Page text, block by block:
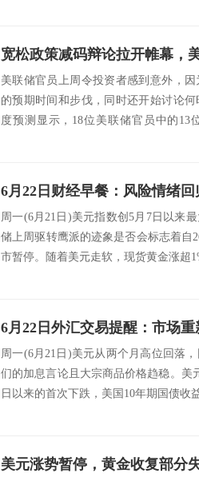
宽松政策减码辩论拉开帷幕，
美联储官员上周令投资者感到意外，
的预期时间和步伐，同时还开始讨论
度预测显示，18位美联储官员中的13
周一(6月21日)美元指数创5月7日以来
储上周驱转鹰派的迹象是否会标志着自
市暂停。随着美元走软，现货黄金涨超
周一(6月21日)美元从两个月高位回落
们的加息言论且大宗商品价格趋稳。美
日以来的首次下跌，美国10年期国债收